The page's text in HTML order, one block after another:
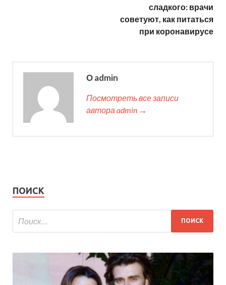
сладкого: врачи
советуют, как питаться
при коронавирусе
О admin
Посмотреть все записи
автора admin →
ПОИСК